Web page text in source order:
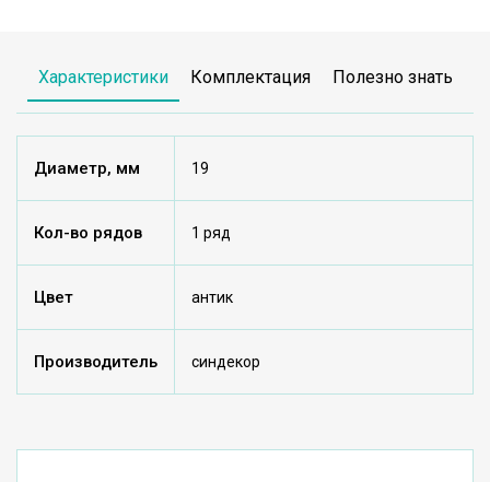
Характеристики Комплектация Полезно знать
Диаметр, мм 19
Кол-во рядов 1 ряд
Цвет антик
Производитель синдекор